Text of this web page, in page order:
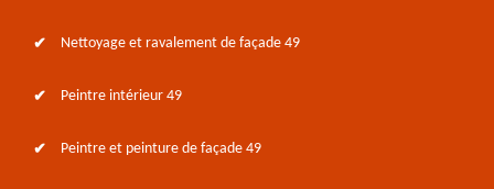
Nettoyage et ravalement de façade 49
Peintre intérieur 49
Peintre et peinture de façade 49